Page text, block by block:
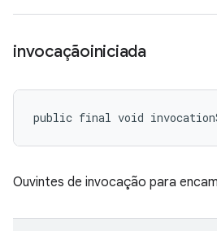
invocaçãoiniciada
public final void
Ouvintes de invocação para